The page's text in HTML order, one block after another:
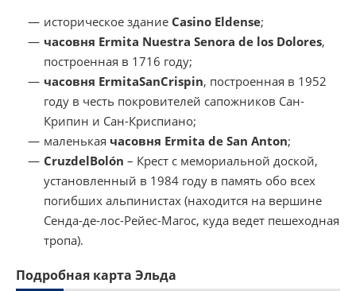
историческое здание Casino Eldense;
часовня Ermita Nuestra Senora de los Dolores,
построенная в 1716 году;
часовня ErmitaSanCrispin, построенная в 1952
году в честь покровителей сапожников Сан-
Крипин и Сан-Криспиано;
маленькая часовня Ermita de San Anton;
CruzdelBolón – Крест с мемориальной доской,
установленный в 1984 году в память обо всех
погибших альпинистах (находится на вершине
Сенда-де-лос-Рейес-Магос, куда ведет пешеходная
тропа).
Подробная карта Эльда